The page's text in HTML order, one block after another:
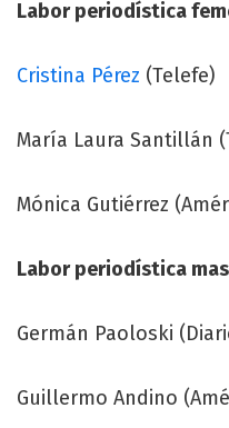
Labor periodística
Cristina Pérez (Telefe)
María Laura Santillán
Mónica Gutiérrez
Labor periodística
Germán Paoloski
Guillermo Andino